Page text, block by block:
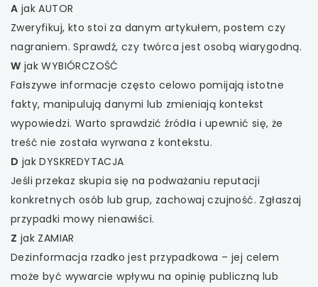
A jak AUTOR
Zweryfikuj, kto stoi za danym artykułem, postem czy
nagraniem. Sprawdź, czy twórca jest osobą wiarygodną.
W jak WYBIÓRCZOŚĆ
Fałszywe informacje często celowo pomijają istotne
fakty, manipulują danymi lub zmieniają kontekst
wypowiedzi. Warto sprawdzić źródła i upewnić się, że
treść nie została wyrwana z kontekstu.
D jak DYSKREDYTACJA
Jeśli przekaz skupia się na podważaniu reputacji
konkretnych osób lub grup, zachowaj czujność. Zgłaszaj
przypadki mowy nienawiści.
Z jak ZAMIAR
Dezinformacja rzadko jest przypadkowa – jej celem
może być wywarcie wpływu na opinię publiczną lub